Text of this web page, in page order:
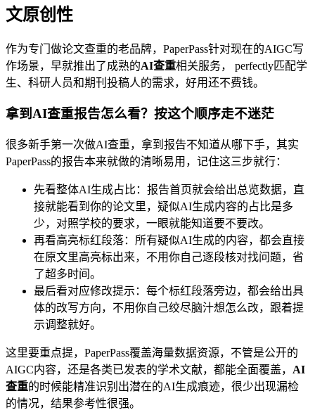
文原创性
作为专门做论文查重的老品牌，PaperPass针对现在的AIGC写
作场景，早就推出了成熟的AI查重相关服务， perfectly匹配学
生、科研人员和期刊投稿人的需求，好用还不费钱。
拿到AI查重报告怎么看？按这个顺序走不迷茫
很多新手第一次做AI查重，拿到报告不知道从哪下手，其实
PaperPass的报告本来就做的清晰易用，记住这三步就行：
先看整体AI生成占比：报告首页就会给出总览数据，直
接就能看到你的论文里，疑似AI生成内容的占比是多
少，对照学校的要求，一眼就能知道要不要改。
再看高亮标红段落：所有疑似AI生成的内容，都会直接
在原文里高亮标出来，不用你自己逐段核对找问题，省
了超多时间。
最后看对应修改提示：每个标红段落旁边，都会给出具
体的改写方向，不用你自己绞尽脑汁想怎么改，跟着提
示调整就好。
这里要重点提，PaperPass覆盖海量数据资源，不管是公开的
AIGC内容，还是各类已发表的学术文献，都能全面覆盖， AI
查重的时候能精准识别出潜在的AI生成痕迹，很少出现漏检
的情况，结果参考性很强。